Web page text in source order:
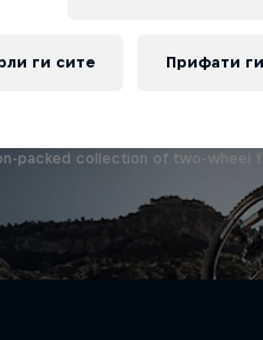
packed collection of two-wheel
ги сите Прифати